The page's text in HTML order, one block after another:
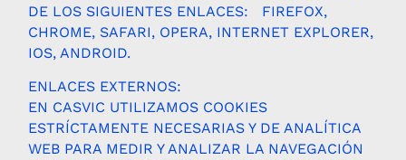
DE LOS SIGUIENTES ENLACES: FIREFOX,
CHROME, SAFARI, OPERA, INTERNET EXPLORER,
IOS, ANDROID.
ENLACES EXTERNOS:
EN CASVIC UTILIZAMOS COOKIES
ESTRÍCTAMENTE NECESARIAS Y DE ANALÍTICA
WEB PARA MEDIR Y ANALIZAR LA NAVEGACIÓN